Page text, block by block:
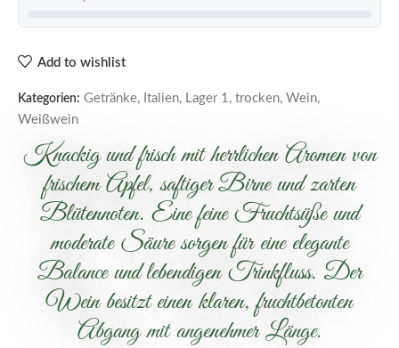
Add to wishlist
Kategorien: Getränke, Italien, Lager 1, trocken, Wein,
Weißwein
Knackig und frisch mit herrlichen Aromen von
frischem Apfel, saftiger Birne und zarten
Blütennoten. Eine feine Fruchtsüße und
moderate Säure sorgen für eine elegante
Balance und lebendigen Trinkfluss. Der
Wein besitzt einen klaren, fruchtbetonten
Abgang mit angenehmer Länge.